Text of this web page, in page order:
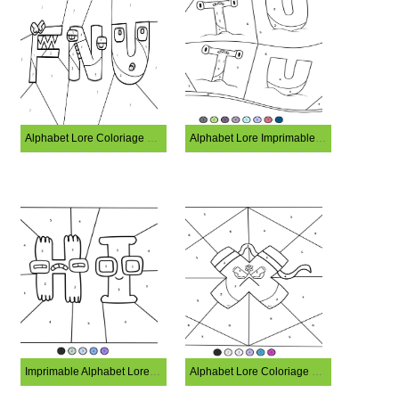
Alphabet Lore Coloriage Magique Gratuit Alphabet Lore Imprimable Coloriage Magique
Imprimable Alphabet Lore Coloriage Magique Alphabet Lore Coloriage Magique Imprimable